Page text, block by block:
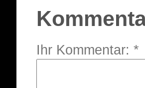
Ihr Kommentar: *